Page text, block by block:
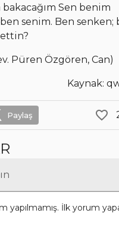
bakacağım Sen benim
senim. Ben senken;
Püren Özgören, Can)
Kaynak:
Paylaş
yapılmamış. İlk yorum